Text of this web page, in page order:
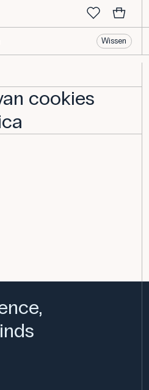
Wissen
cookies